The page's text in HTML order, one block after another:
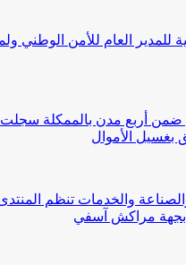
للمدير العام للأمن الوطني
ضمن أربع مدن بالممكلة
والخدمات تنظم
بجهة مراكش آسفي